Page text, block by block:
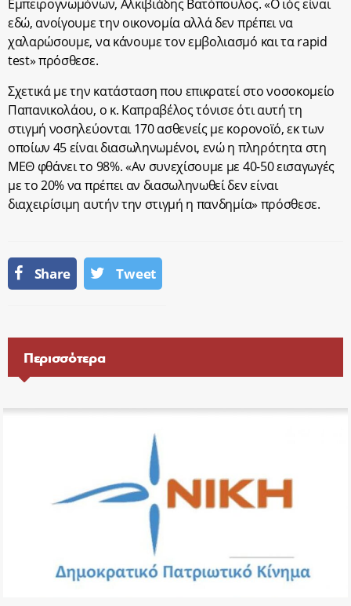
Εμπειρογνωμόνων, Αλκιβιάδης Βατόπουλος. «Ο ιός είναι
εδώ, ανοίγουμε την οικονομία αλλά δεν πρέπει να
χαλαρώσουμε, να κάνουμε τον εμβολιασμό και τα rapid
test» πρόσθεσε.
Σχετικά με την κατάσταση που επικρατεί στο νοσοκομείο
Παπανικολάου, ο κ. Καπραβέλος τόνισε ότι αυτή τη
στιγμή νοσηλεύονται 170 ασθενείς με κορονοϊό, εκ των
οποίων 45 είναι διασωληνωμένοι, ενώ η πληρότητα στη
ΜΕΘ φθάνει το 98%. «Αν συνεχίσουμε με 40-50 εισαγωγές
με το 20% να πρέπει αν διασωληνωθεί δεν είναι
διαχειρίσιμη αυτήν την στιγμή η πανδημία» πρόσθεσε.
Share Tweet
Περισσότερα